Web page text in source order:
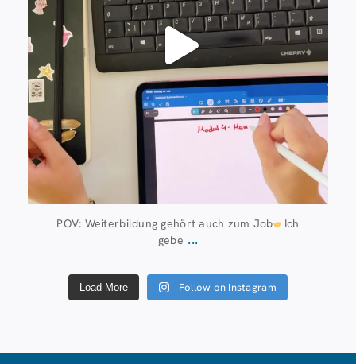
POV: Weiterbildung gehört auch zum Job Ich
gebe ...
Load More Follow on Instagram